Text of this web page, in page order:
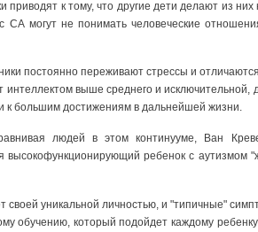
к тому, что другие дети делают из
могут не понимать человеческие
постоянно переживают стрессы и
выше среднего и
к большим достижениям в дальнейшей жизни.
людей в этом континууме, Ван
высокофункционирующий ребенок с
своей уникальной личностью, и "типичные"
обучению, который подойдет каждому